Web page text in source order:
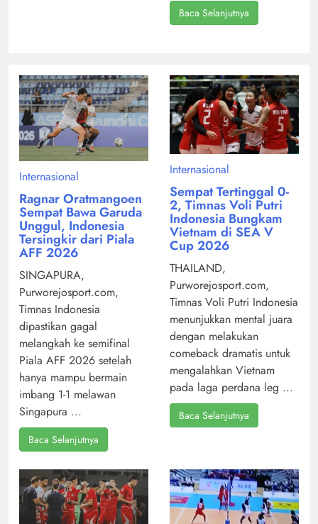
Baca Selanjutnya
Internasional
Ragnar Oratmangoen
Sempat Bawa Garuda
Unggul, Indonesia
Tersingkir dari Piala
AFF 2026
SINGAPURA,
Purworejosport.com,
Timnas Indonesia
dipastikan gagal
melangkah ke semifinal
Piala AFF 2026 setelah
hanya mampu bermain
imbang 1-1 melawan
Singapura ...
Baca Selanjutnya
Internasional
Sempat Tertinggal 0-
2, Timnas Voli Putri
Indonesia Bungkam
Vietnam di SEA V
Cup 2026
THAILAND,
Purworejosport.com,
Timnas Voli Putri Indonesia
menunjukkan mental juara
dengan melakukan
comeback dramatis untuk
mengalahkan Vietnam
pada laga perdana leg ...
Baca Selanjutnya